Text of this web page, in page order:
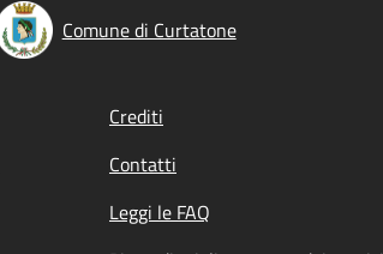
Comune di Curtatone
Crediti
Contatti
Leggi le FAQ